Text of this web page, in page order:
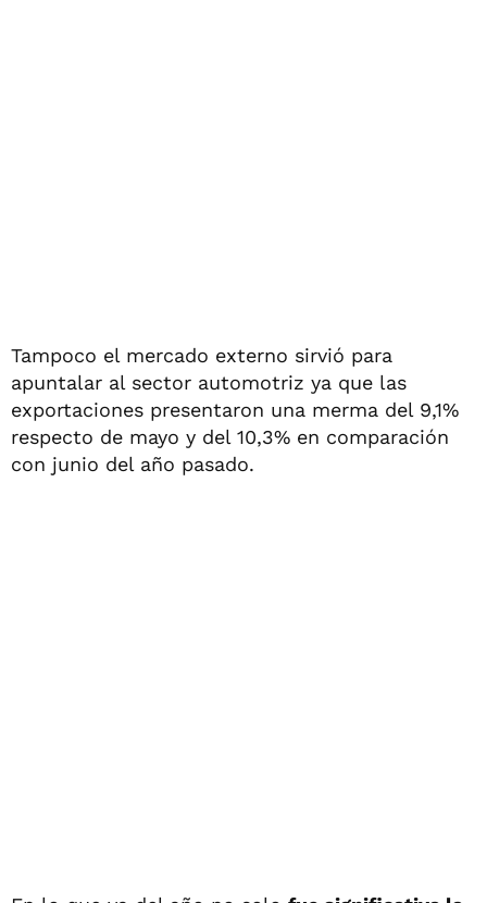
Tampoco el mercado externo sirvió para
apuntalar al sector automotriz ya que las
exportaciones presentaron una merma del 9,1%
respecto de mayo y del 10,3% en comparación
con junio del año pasado.